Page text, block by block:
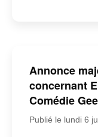
Annonce
concernant
Comédie
Publié le lundi 6